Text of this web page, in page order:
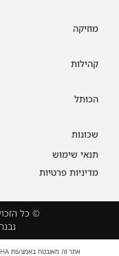
מוזיקה
קהילות
הכותל
שכונות
תנאי שימוש
מדיניות פרטיות
© כל
אתר זה מאובטח באמצעות reCAPTCHA וגוגל בכפוף